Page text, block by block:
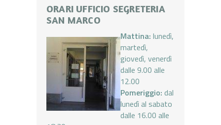
ORARI UFFICIO SEGRETERIA
SAN MARCO
Mattina: lunedì,
martedì,
giovedì, venerdì
dalle 9.00 alle
12.00
Pomeriggio: dal
lunedì al sabato
dalle 16.00 alle